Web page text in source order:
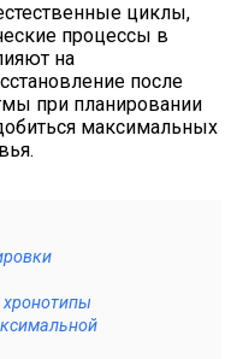
циклы,
процессы в
на
после
при планировании
максимальных